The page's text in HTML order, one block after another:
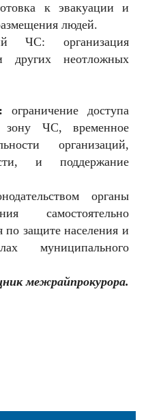
к эвакуации и
людей.
ЧС: организация
других неотложных
ограничение доступа
ЧС, временное
организаций,
и поддержание
органы
самостоятельно
защите населения и
муниципального
межрайпрокурора.